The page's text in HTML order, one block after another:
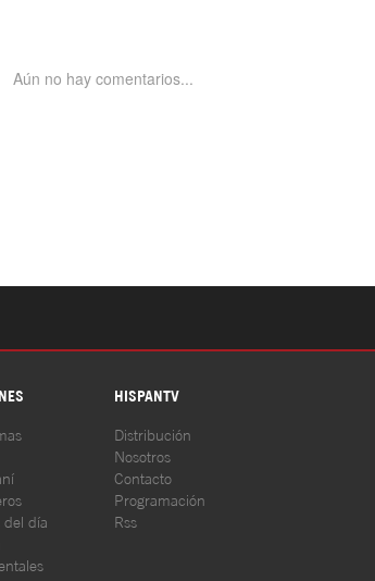
HISPANTV
del día
Distribución
Nosotros
Contacto
Programación
Rss